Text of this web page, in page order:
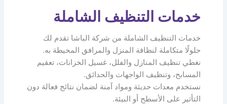
خدمات التنظيف الشاملة
خدمات التنظيف الشاملة من شركة الباشا تقدم لك
حلولًا متكاملة لنظافة المنزل والمرافق المحيطة به.
نغطي تنظيف المنازل والفلل، غسيل الخزانات، تعقيم
المسابح، وتنظيف الواجهات والحدائق.
نستخدم معدات حديثة ومواد آمنة لضمان نتائج فعالة دون
التأثير على الأسطح أو البيئة.